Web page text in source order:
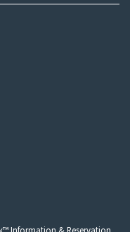
Information & Reservation